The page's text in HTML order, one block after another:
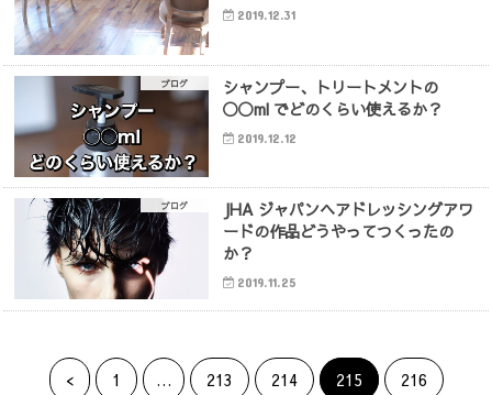
2019.12.31
ブログ
シャンプー、トリートメントの
◯◯ml でどのくらい使えるか？
2019.12.12
ブログ
JHA ジャパンヘアドレッシングアワ
ードの作品どうやってつくったの
か？
2019.11.25
< 1 … 213 214 215 216